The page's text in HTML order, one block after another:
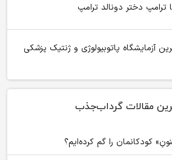
ترامپ دختر دونالد ترامپ
آزمایشگاه پاتوبیولوژی و ژنتیک پزشکی
مقالات گرداب‌جذب
کودکانمان را گم کرده‌ایم؟